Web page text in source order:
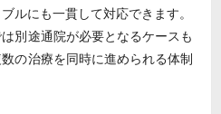
ルにも一貫して対応できます。
別途通院が必要となるケースも
の治療を同時に進められる体制